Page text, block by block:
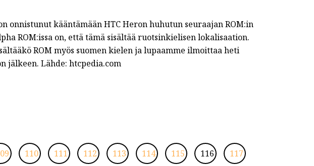
onnistunut kääntämään HTC Heron huhutun seuraajan ROM:in
ROM:issa on, että tämä sisältää ruotsinkielisen lokalisaation.
ROM myös suomen kielen ja lupaamme ilmoittaa heti
jälkeen. Lähde: htcpedia.com
110 111 112 113 114 115 116
117